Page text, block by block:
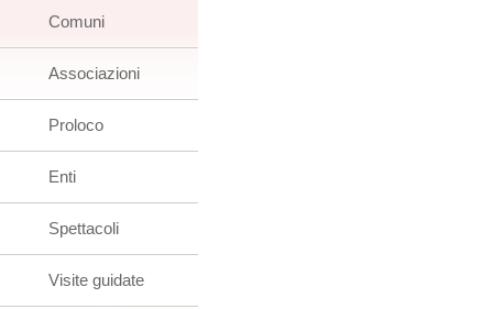
Comuni
Associazioni
Proloco
Enti
Spettacoli
Visite guidate